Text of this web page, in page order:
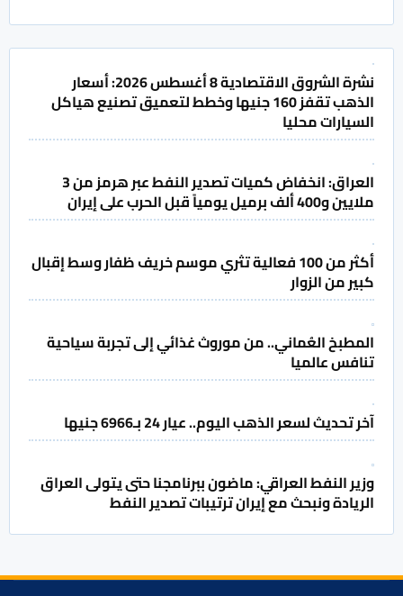
نشرة الشروق الاقتصادية 8 أغسطس 2026: أسعار
الذهب تقفز 160 جنيها وخطط لتعميق تصنيع هياكل
السيارات محليا
العراق: انخفاض كميات تصدير النفط عبر هرمز من 3
ملايين و400 ألف برميل يومياً قبل الحرب على إيران
أكثر من 100 فعالية تثري موسم خريف ظفار وسط إقبال
كبير من الزوار
المطبخ العُماني.. من موروث غذائي إلى تجربة سياحية
تنافس عالميا
آخر تحديث لسعر الذهب اليوم.. عيار 24 بـ6966 جنيها
وزير النفط العراقي: ماضون ببرنامجنا حتى يتولى العراق
الريادة ونبحث مع إيران ترتيبات تصدير النفط